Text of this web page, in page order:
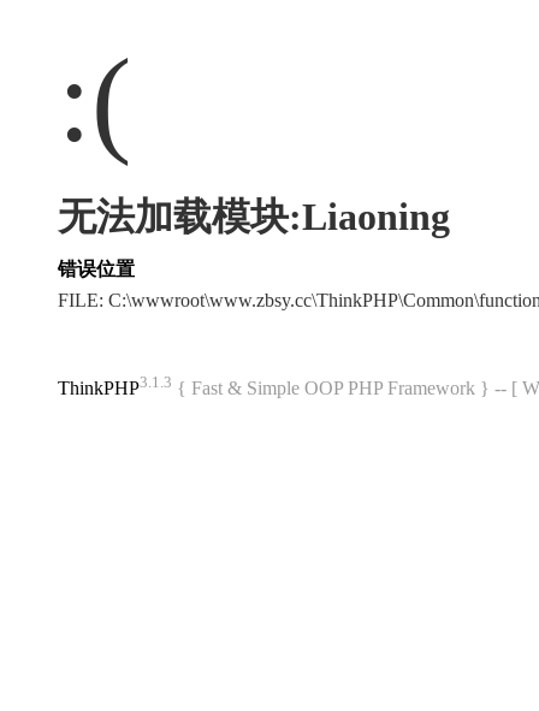
:(
无法加载模块:Liaoning
错误位置
FILE:
ThinkPHP3.1.3 { Fast & Simple OOP PHP Framework } -- [